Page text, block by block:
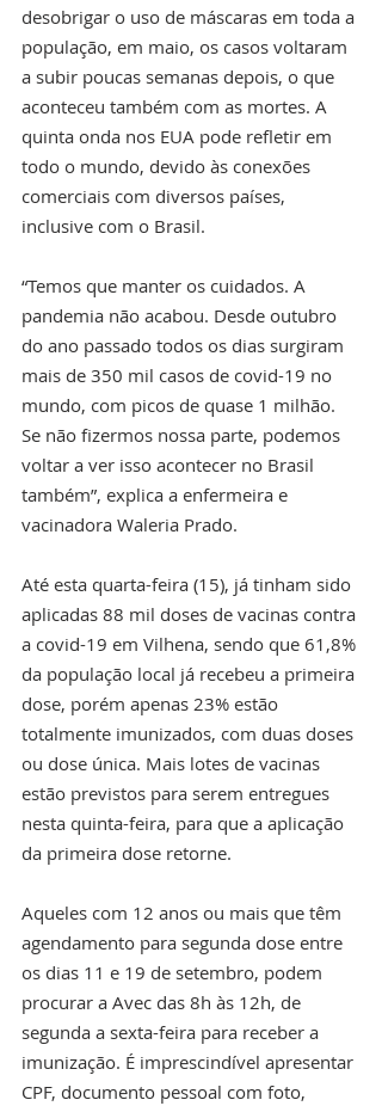
desobrigar o uso de máscaras em toda a
população, em maio, os casos voltaram
a subir poucas semanas depois, o que
aconteceu também com as mortes. A
quinta onda nos EUA pode refletir em
todo o mundo, devido às conexões
comerciais com diversos países,
inclusive com o Brasil.
“Temos que manter os cuidados. A
pandemia não acabou. Desde outubro
do ano passado todos os dias surgiram
mais de 350 mil casos de covid-19 no
mundo, com picos de quase 1 milhão.
Se não fizermos nossa parte, podemos
voltar a ver isso acontecer no Brasil
também”, explica a enfermeira e
vacinadora Waleria Prado.
Até esta quarta-feira (15), já tinham sido
aplicadas 88 mil doses de vacinas contra
a covid-19 em Vilhena, sendo que 61,8%
da população local já recebeu a primeira
dose, porém apenas 23% estão
totalmente imunizados, com duas doses
ou dose única. Mais lotes de vacinas
estão previstos para serem entregues
nesta quinta-feira, para que a aplicação
da primeira dose retorne.
Aqueles com 12 anos ou mais que têm
agendamento para segunda dose entre
os dias 11 e 19 de setembro, podem
procurar a Avec das 8h às 12h, de
segunda a sexta-feira para receber a
imunização. É imprescindível apresentar
CPF, documento pessoal com foto,